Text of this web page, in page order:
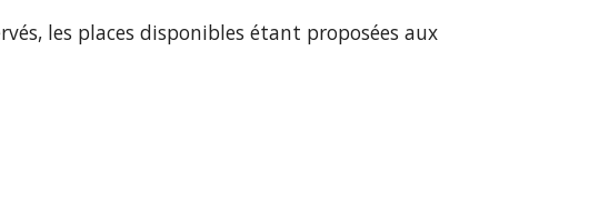
les places disponibles étant proposées aux